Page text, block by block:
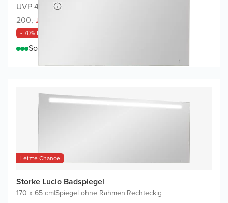
UVP 400,-
200,-Jetzt
- 70% Rabatt
Sofort lieferbar
Letzte Chance
Storke Lucio Badspiegel
170 x 65 cm|Spiegel ohne Rahmen|Rechteckig